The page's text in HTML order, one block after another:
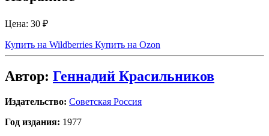
Цена: 30 ₽
Купить на Wildberries Купить на Ozon
Автор: Геннадий Красильников
Издательство: Советская Россия
Год издания: 1977